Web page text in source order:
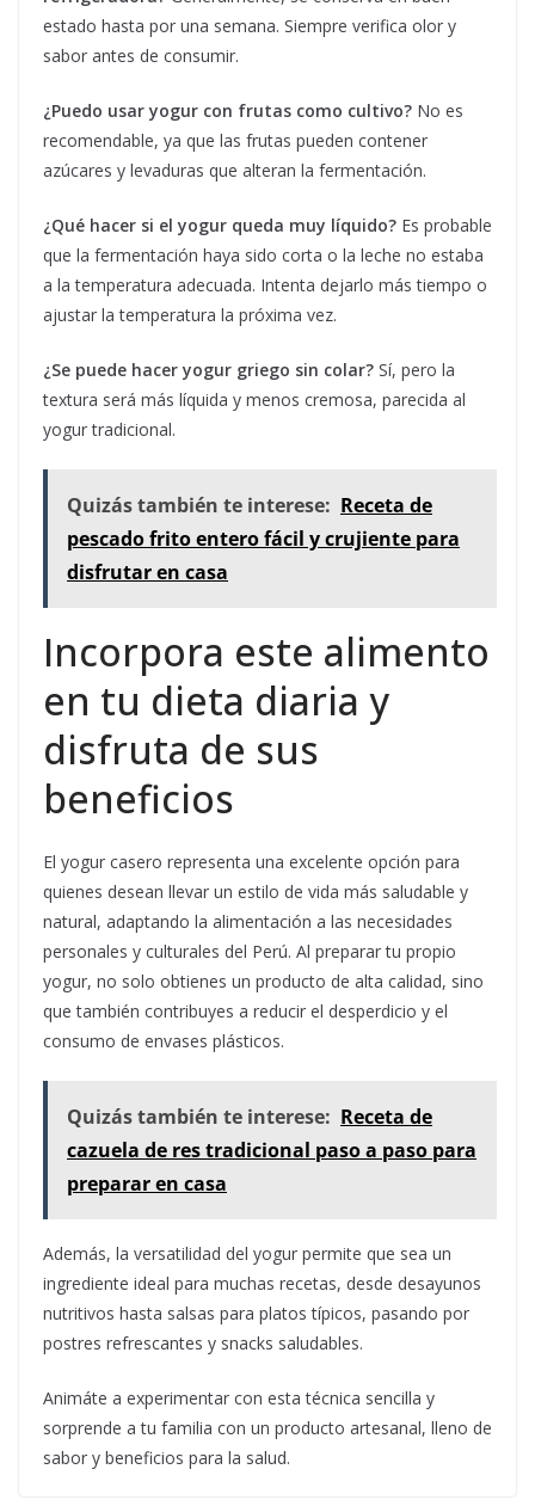
estado hasta por una semana. Siempre verifica olor y
sabor antes de consumir.
¿Puedo usar yogur con frutas como cultivo? No es
recomendable, ya que las frutas pueden contener
azúcares y levaduras que alteran la fermentación.
¿Qué hacer si el yogur queda muy líquido? Es probable
que la fermentación haya sido corta o la leche no estaba
a la temperatura adecuada. Intenta dejarlo más tiempo o
ajustar la temperatura la próxima vez.
¿Se puede hacer yogur griego sin colar? Sí, pero la
textura será más líquida y menos cremosa, parecida al
yogur tradicional.
Quizás también te interese: Receta de
pescado frito entero fácil y crujiente para
disfrutar en casa
Incorpora este alimento
en tu dieta diaria y
disfruta de sus
beneficios
El yogur casero representa una excelente opción para
quienes desean llevar un estilo de vida más saludable y
natural, adaptando la alimentación a las necesidades
personales y culturales del Perú. Al preparar tu propio
yogur, no solo obtienes un producto de alta calidad, sino
que también contribuyes a reducir el desperdicio y el
consumo de envases plásticos.
Quizás también te interese: Receta de
cazuela de res tradicional paso a paso para
preparar en casa
Además, la versatilidad del yogur permite que sea un
ingrediente ideal para muchas recetas, desde desayunos
nutritivos hasta salsas para platos típicos, pasando por
postres refrescantes y snacks saludables.
Animáte a experimentar con esta técnica sencilla y
sorprende a tu familia con un producto artesanal, lleno de
sabor y beneficios para la salud.